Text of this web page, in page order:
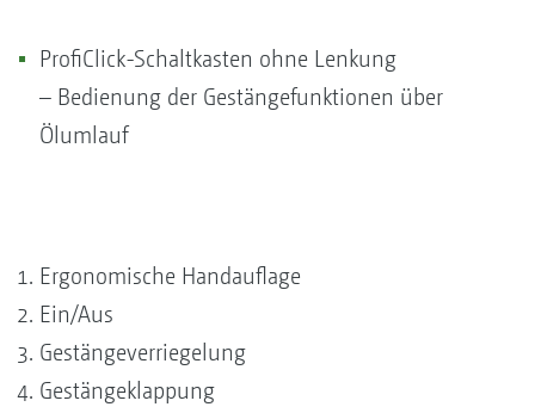
ProfiClick-Schaltkasten ohne Lenkung
– Bedienung der Gestängefunktionen über
Ölumlauf
Ergonomische Handauflage
Ein/Aus
Gestängeverriegelung
Gestängeklappung